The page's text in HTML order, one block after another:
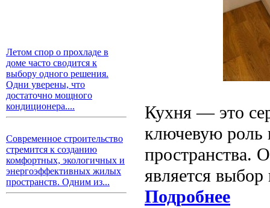
Летом спор о прохладе в
доме часто сводится к
выбору одного решения.
Одни уверены, что
достаточно мощного
кондиционера....
Современное строительство
стремится к созданию
комфортных, экологичных и
энергоэффективных жилых
пространств. Одним из...
Кухня — это
ключевую роль
пространства.
является
Подробнее